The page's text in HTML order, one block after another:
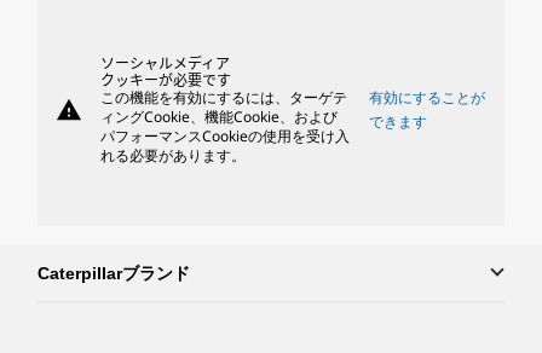
warning
ソーシャルメディア
クッキーが必要です
この機能を有効にするには、ターゲテ
ィングCookie、機能Cookie、および
パフォーマンスCookieの使用を受け入
れる必要があります。
有効にすることが
できます
Caterpillarブランド